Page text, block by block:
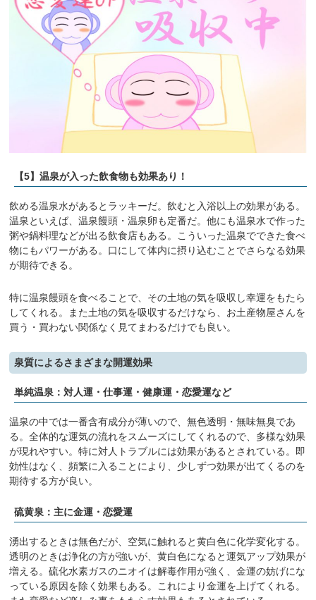
【5】温泉が入った飲食物も効果あり！
飲める温泉水があるとラッキーだ。飲むと入浴以上の効果がある。
温泉といえば、温泉饅頭・温泉卵も定番だ。他にも温泉水で作った
粥や鍋料理などが出る飲食店もある。こういった温泉でできた食べ
物にもパワーがある。口にして体内に摂り込むことでさらなる効果
が期待できる。
特に温泉饅頭を食べることで、その土地の気を吸収し幸運をもたら
してくれる。また土地の気を吸収するだけなら、お土産物屋さんを
買う・買わない関係なく見てまわるだけでも良い。
泉質によるさまざまな開運効果
単純温泉：対人運・仕事運・健康運・恋愛運など
温泉の中では一番含有成分が薄いので、無色透明・無味無臭であ
る。全体的な運気の流れをスムーズにしてくれるので、多様な効果
が現れやすい。特に対人トラブルには効果があるとされている。即
効性はなく、頻繁に入ることにより、少しずつ効果が出てくるのを
期待する方が良い。
硫黄泉：主に金運・恋愛運
湧出するときは無色だが、空気に触れると黄白色に化学変化する。
透明のときは浄化の方が強いが、黄白色になると運気アップ効果が
増える。硫化水素ガスのニオイは解毒作用が強く、金運の妨げにな
っている原因を除く効果もある。これにより金運を上げてくれる。